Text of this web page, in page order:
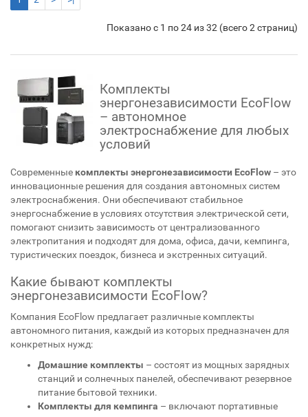
Показано с 1 по 24 из 32 (всего 2 страниц)
Комплекты
энергонезависимости EcoFlow
– автономное
электроснабжение для любых
условий
Современные комплекты энергонезависимости EcoFlow – это
инновационные решения для создания автономных систем
электроснабжения. Они обеспечивают стабильное
энергоснабжение в условиях отсутствия электрической сети,
помогают снизить зависимость от централизованного
электропитания и подходят для дома, офиса, дачи, кемпинга,
туристических поездок, бизнеса и экстренных ситуаций.
Какие бывают комплекты
энергонезависимости EcoFlow?
Компания EcoFlow предлагает различные комплекты
автономного питания, каждый из которых предназначен для
конкретных нужд:
Домашние комплекты – состоят из мощных зарядных
станций и солнечных панелей, обеспечивают резервное
питание бытовой техники.
Комплекты для кемпинга – включают портативные